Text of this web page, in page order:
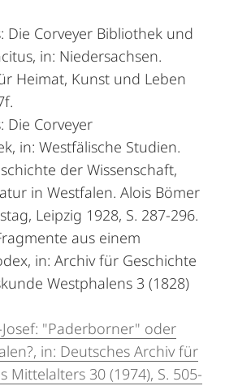
Die Corveyer Bibliothek und
in: Niedersachsen.
Heimat, Kunst und Leben
Die Corveyer
in: Westfälische Studien.
der Wissenschaft,
in Westfalen. Alois Bömer
Leipzig 1928, S. 287-296.
aus einem
in: Archiv für Geschichte
Westphalens 3 (1828)
Josef: "Paderborner" oder
in: Deutsches Archiv für
Mittelalters 30 (1974), S. 505-